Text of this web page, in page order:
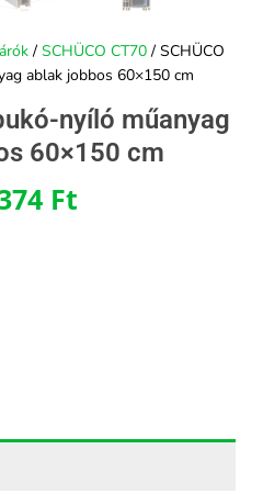
/ SCHÜCO CT70 / SCHÜCO
ablak jobbos 60×150 cm
nyíló műanyag
60×150 cm
Ft